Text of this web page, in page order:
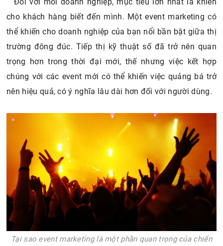
cho khách hàng biết đến mình. Một event marketing có
thể khiến cho doanh nghiệp của bạn nổi bần bật giữa thị
trường đông đúc. Tiếp thị kỹ thuật số đã trở nên quan
trọng hơn trong thời đại mới, thế nhưng việc kết hợp
chúng với các event mới có thể khiến việc quảng bá trở
nên hiệu quả, có ý nghĩa lâu dài hơn đối với người dùng.
Tại sao event marketing là một phần quan trọng của chiến